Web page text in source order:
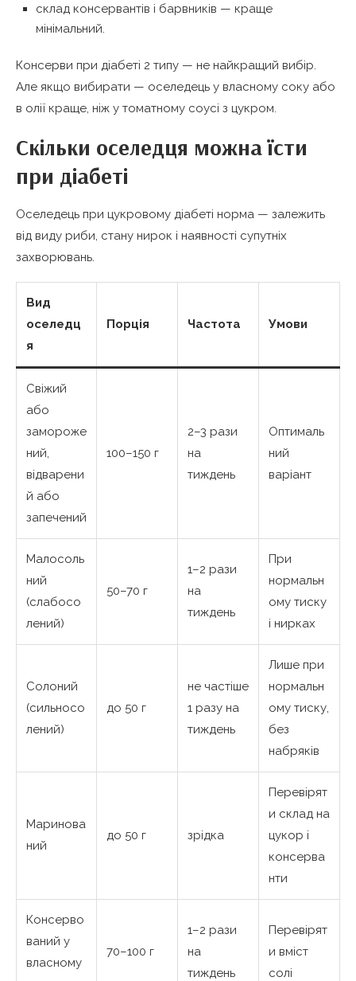
склад консервантів і барвників — краще
мінімальний.
Консерви при діабеті 2 типу — не найкращий вибір.
Але якщо вибирати — оселедець у власному соку або
в олії краще, ніж у томатному соусі з цукром.
Скільки оселедця можна їсти
при діабеті
Оселедець при цукровому діабеті норма — залежить
від виду риби, стану нирок і наявності супутніх
захворювань.
Вид
оселедц
я
Порція Частота Умови
Свіжий
або
замороже
ний,
відварени
й або
запечений
100–150 г
2–3 рази
на
тиждень
Оптималь
ний
варіант
Малосоль
ний
(слабосо
лений)
50–70 г
1–2 рази
на
тиждень
При
нормальн
ому тиску
і нирках
Солоний
(сильносо
лений)
до 50 г
не частіше
1 разу на
тиждень
Лише при
нормальн
ому тиску,
без
набряків
Маринова
ний
до 50 г зрідка
Перевірят
и склад на
цукор і
консерва
нти
Консерво
ваний у
власному
70–100 г
1–2 рази
на
тиждень
Перевірят
и вміст
солі